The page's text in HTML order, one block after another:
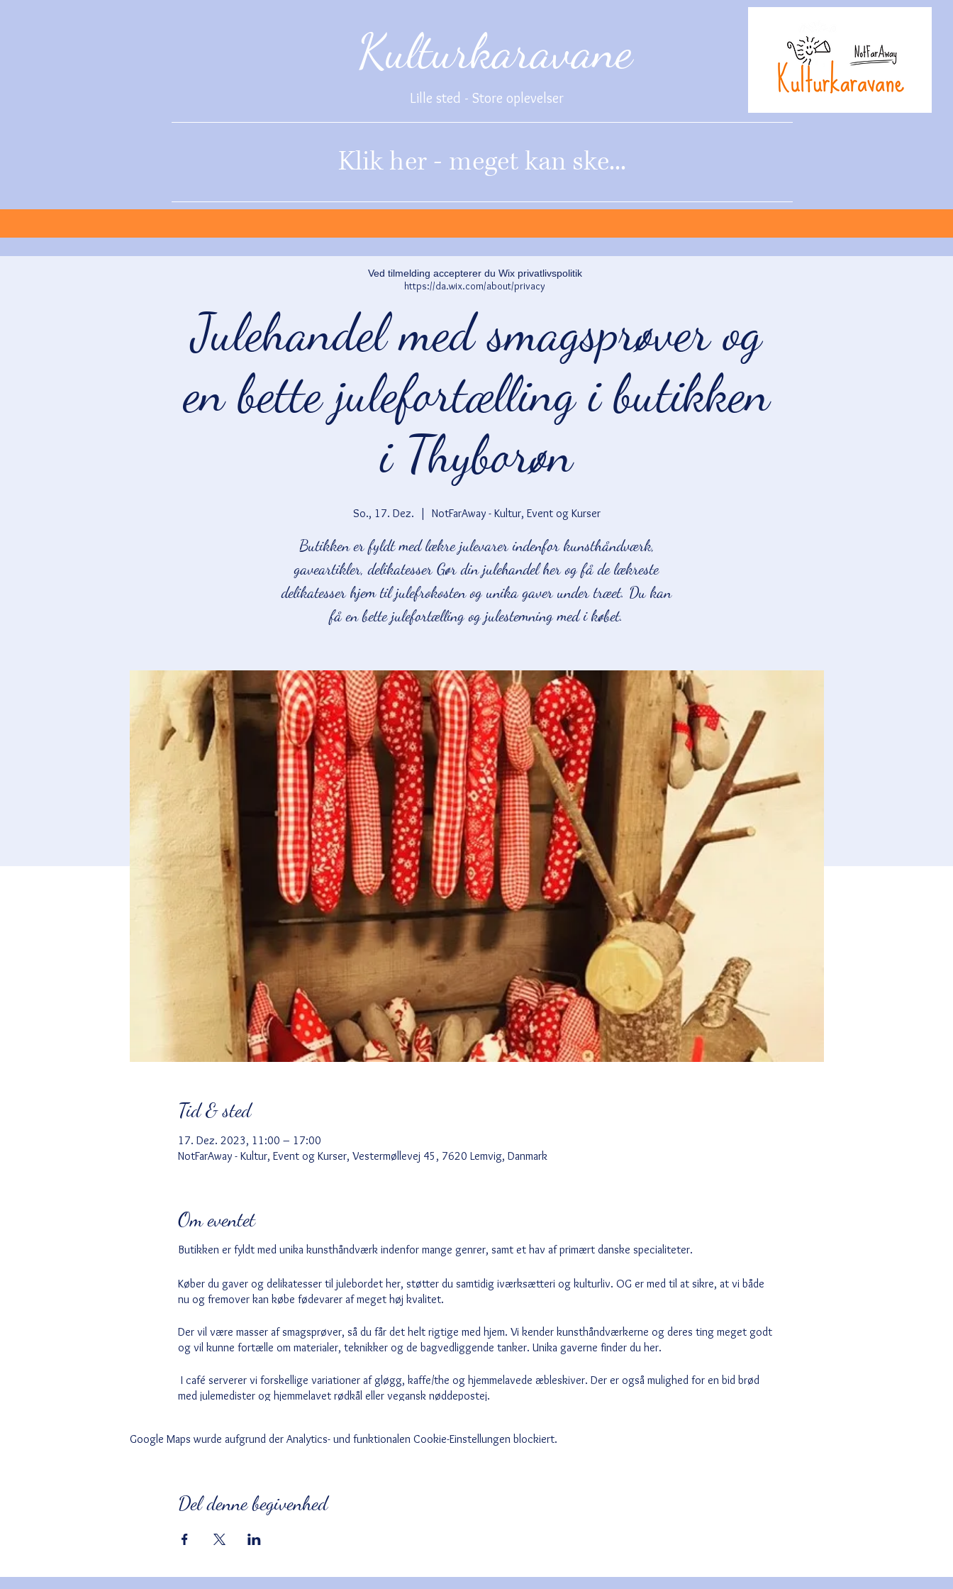
Kulturkaravane
Lille sted - Store oplevelser
Klik her - meget kan ske...
Julehandel med smagsprøver og
en bette julefortælling i butikken
i Thyborøn
So., 17. Dez.
  |
NotFarAway - Kultur, Event og Kurser
Butikken er fyldt med lækre julevarer indenfor kunsthåndværk,
gaveartikler, delikatesser Gør din julehandel her og få de lækreste
delikatesser hjem til julefrokosten og unika gaver under træet. Du kan
få en bette julefortælling og julestemning med i købet.
Tid & sted
17. Dez. 2023, 11:00 – 17:00
NotFarAway - Kultur, Event og Kurser, Vestermøllevej 45, 7620 Lemvig, Danmark
Om eventet
Butikken er fyldt med unika kunsthåndværk indenfor mange genrer, samt et hav af primært danske specialiteter.
Køber du gaver og delikatesser til julebordet her, støtter du samtidig iværksætteri og kulturliv. OG er med til at sikre, at vi både
nu og fremover kan købe fødevarer af meget høj kvalitet.
Der vil være masser af smagsprøver, så du får det helt rigtige med hjem. Vi kender kunsthåndværkerne og deres ting meget godt
og vil kunne fortælle om materialer, teknikker og de bagvedliggende tanker. Unika gaverne finder du her.
I café serverer vi forskellige variationer af gløgg, kaffe/the og hjemmelavede æbleskiver. Der er også mulighed for en bid brød
med julemedister og hjemmelavet rødkål eller vegansk nøddepostej.
Google Maps wurde aufgrund der Analytics- und funktionalen Cookie-Einstellungen blockiert.
Del denne begivenhed
Ved tilmelding accepterer du Wix privatlivspolitik
https://da.wix.com/about/privacy